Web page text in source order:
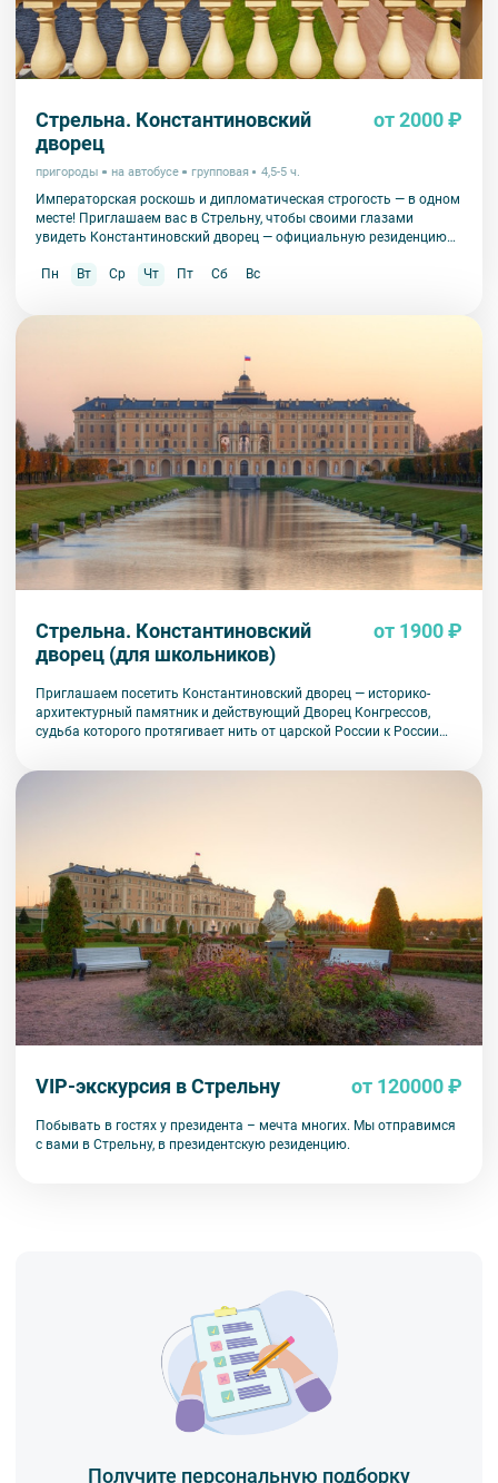
Стрельна. Константиновский
дворец
от 2000 ₽
пригороды на автобусе групповая 4,5-5 ч.
Императорская роскошь и дипломатическая строгость — в одном
месте! Приглашаем вас в Стрельну, чтобы своими глазами
увидеть Константиновский дворец — официальную резиденцию
Пн
Вт Ср Чт Пт Сб Вс
Стрельна. Константиновский
дворец (для школьников)
от 1900 ₽
Приглашаем посетить Константиновский дворец — историко-
архитектурный памятник и действующий Дворец Конгрессов,
судьба которого протягивает нить от царской России к России
VIP-экскурсия в Стрельну от 120000 ₽
Побывать в гостях у президента – мечта многих. Мы отправимся
с вами в Стрельну, в президентскую резиденцию.
Получите персональную подборку